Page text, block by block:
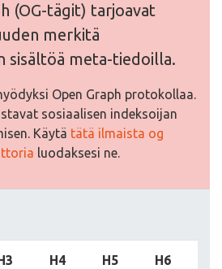
(OG-tägit) tarjoavat
merkitä
sisältöä meta-tiedoilla.
Open Graph protokollaa.
sosiaalisen indeksoijan
Käytä tätä ilmaista og
luodaksesi ne.
H4 H5 H6